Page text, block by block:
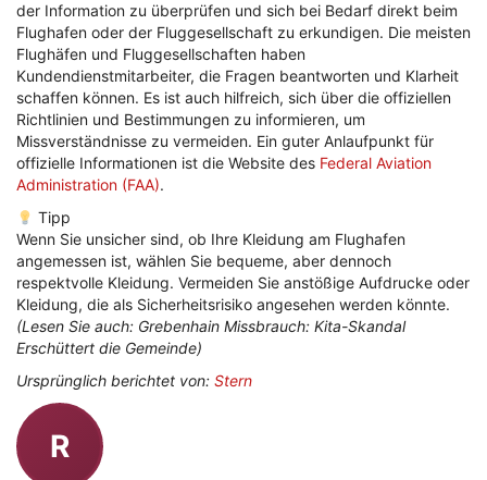
der Information zu überprüfen und sich bei Bedarf direkt beim
Flughafen oder der Fluggesellschaft zu erkundigen. Die meisten
Flughäfen und Fluggesellschaften haben
Kundendienstmitarbeiter, die Fragen beantworten und Klarheit
schaffen können. Es ist auch hilfreich, sich über die offiziellen
Richtlinien und Bestimmungen zu informieren, um
Missverständnisse zu vermeiden. Ein guter Anlaufpunkt für
offizielle Informationen ist die Website des Federal Aviation
Administration (FAA).
Tipp
Wenn Sie unsicher sind, ob Ihre Kleidung am Flughafen
angemessen ist, wählen Sie bequeme, aber dennoch
respektvolle Kleidung. Vermeiden Sie anstößige Aufdrucke oder
Kleidung, die als Sicherheitsrisiko angesehen werden könnte.
(Lesen Sie auch: Grebenhain Missbrauch: Kita-Skandal
Erschüttert die Gemeinde)
Ursprünglich berichtet von: Stern
R